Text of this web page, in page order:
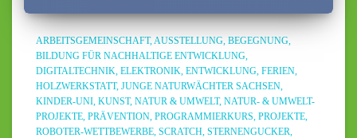
ARBEITSGEMEINSCHAFT AUSSTELLUNG BEGEGNUNG
BILDUNG FÜR NACHHALTIGE ENTWICKLUNG
DIGITALTECHNIK ELEKTRONIK ENTWICKLUNG FERIEN
HOLZWERKSTATT JUNGE NATURWÄCHTER SACHSEN
KINDER-UNI KUNST NATUR & UMWELT NATUR- & UMWELT-
PROJEKTE PRÄVENTION PROGRAMMIERKURS PROJEKTE
ROBOTER-WETTBEWERBE SCRATCH STERNENGUCKER